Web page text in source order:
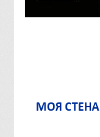
МОЯ СТЕНА